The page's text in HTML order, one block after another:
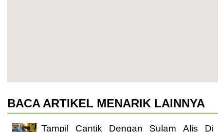
BACA ARTIKEL MENARIK LAINNYA
Tampil Cantik Dengan Sulam Alis Di